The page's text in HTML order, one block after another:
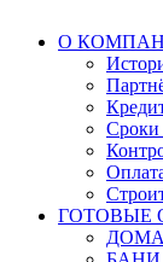
О
Сроки
ГОТОВЫЕ
ДОМА